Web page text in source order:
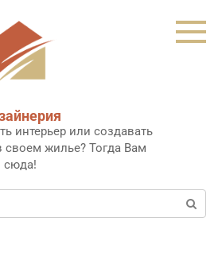
интерьер или создавать
жилье? Тогда Вам
сюда!